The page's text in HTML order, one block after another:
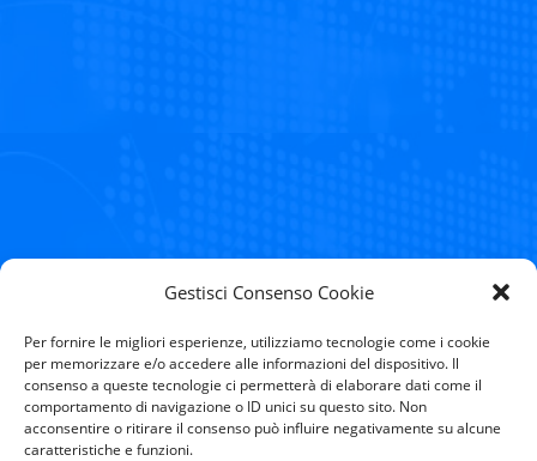
Gestisci Consenso Cookie
Per fornire le migliori esperienze, utilizziamo tecnologie come i cookie
per memorizzare e/o accedere alle informazioni del dispositivo. Il
consenso a queste tecnologie ci permetterà di elaborare dati come il
comportamento di navigazione o ID unici su questo sito. Non
acconsentire o ritirare il consenso può influire negativamente su alcune
caratteristiche e funzioni.
MAGNESIO CLORURO ESAIDRATO